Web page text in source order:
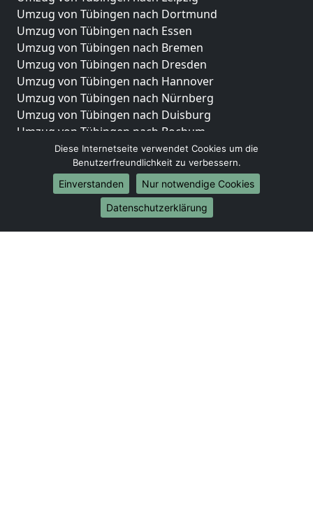
Umzug von Tübingen nach Dortmund
Umzug von Tübingen nach Essen
Umzug von Tübingen nach Bremen
Umzug von Tübingen nach Dresden
Umzug von Tübingen nach Hannover
Umzug von Tübingen nach Nürnberg
Umzug von Tübingen nach Duisburg
Umzug von Tübingen nach Bochum
Umzug von Tübingen nach Wuppertal
Umzug von Tübingen nach Bielefeld
Umzug von Tübingen nach Bonn
Umzug von Tübingen nach Münster
Diese Internetseite verwendet Cookies um die
Benutzerfreundlichkeit zu verbessern.
Einverstanden
Nur notwendige Cookies
Datenschutzerklärung